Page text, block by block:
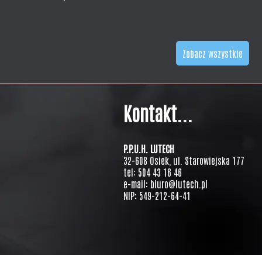
Zobacz wszystkie
Kontakt...
P.P.U.H. LUTECH
32-608 Osiek, ul. Starowiejska 177
tel: 504 43 16 46
e-mail: biuro@lutech.pl
NIP: 549-212-64-41